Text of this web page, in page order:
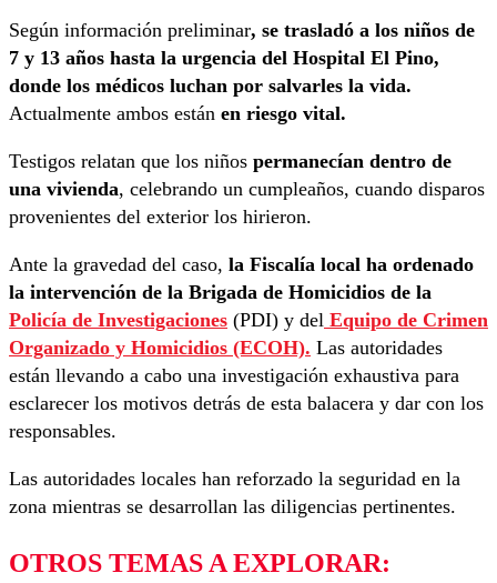
Según información preliminar, se trasladó a los niños de
7 y 13 años hasta la urgencia del Hospital El Pino,
donde los médicos luchan por salvarles la vida.
Actualmente ambos están en riesgo vital.
Testigos relatan que los niños permanecían dentro de
una vivienda, celebrando un cumpleaños, cuando disparos
provenientes del exterior los hirieron.
Ante la gravedad del caso, la Fiscalía local ha ordenado
la intervención de la Brigada de Homicidios de la
Policía de Investigaciones (PDI) y del Equipo de Crimen
Organizado y Homicidios (ECOH). Las autoridades
están llevando a cabo una investigación exhaustiva para
esclarecer los motivos detrás de esta balacera y dar con los
responsables.
Las autoridades locales han reforzado la seguridad en la
zona mientras se desarrollan las diligencias pertinentes.
OTROS TEMAS A EXPLORAR: